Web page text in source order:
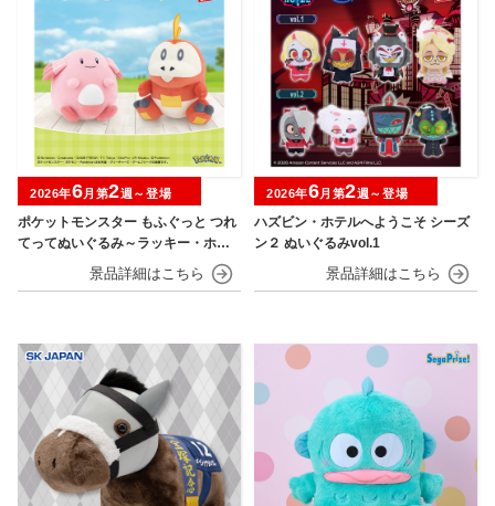
ポケットモンスター もふぐっと つれ
てってぬいぐるみ～ラッキー・ホゲ
2026年6月第2週～登場
ハズビン・ホテルへようこそ シーズ
ン２ ぬいぐるみvol.1
2026年6月第2週～登場